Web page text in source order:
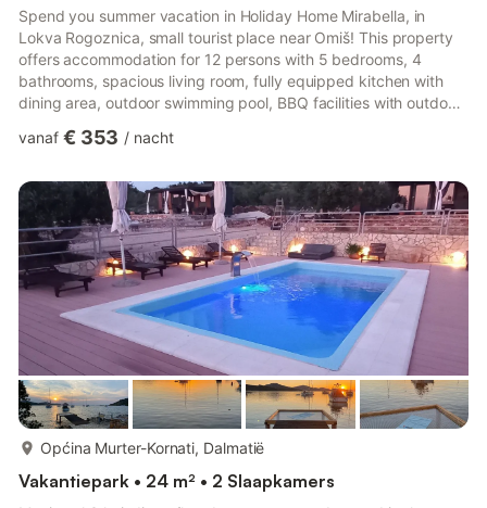
Spend you summer vacation in Holiday Home Mirabella, in
Lokva Rogoznica, small tourist place near Omiš! This property
offers accommodation for 12 persons with 5 bedrooms, 4
bathrooms, spacious living room, fully equipped kitchen with
dining area, outdoor swimming pool, BBQ facilities with outdoor
Wi-fi are free.The nearest beach is 200m from the
private parking!Free Wi - fi access!The nearest beach is 200m
from the property!The nearest restaurant/caffe bar is 200m
from ...
vanaf € 353 / nacht
Općina Murter-Kornati, Dalmatië
Vakantiepark • 24 m² • 2 Slaapkamers